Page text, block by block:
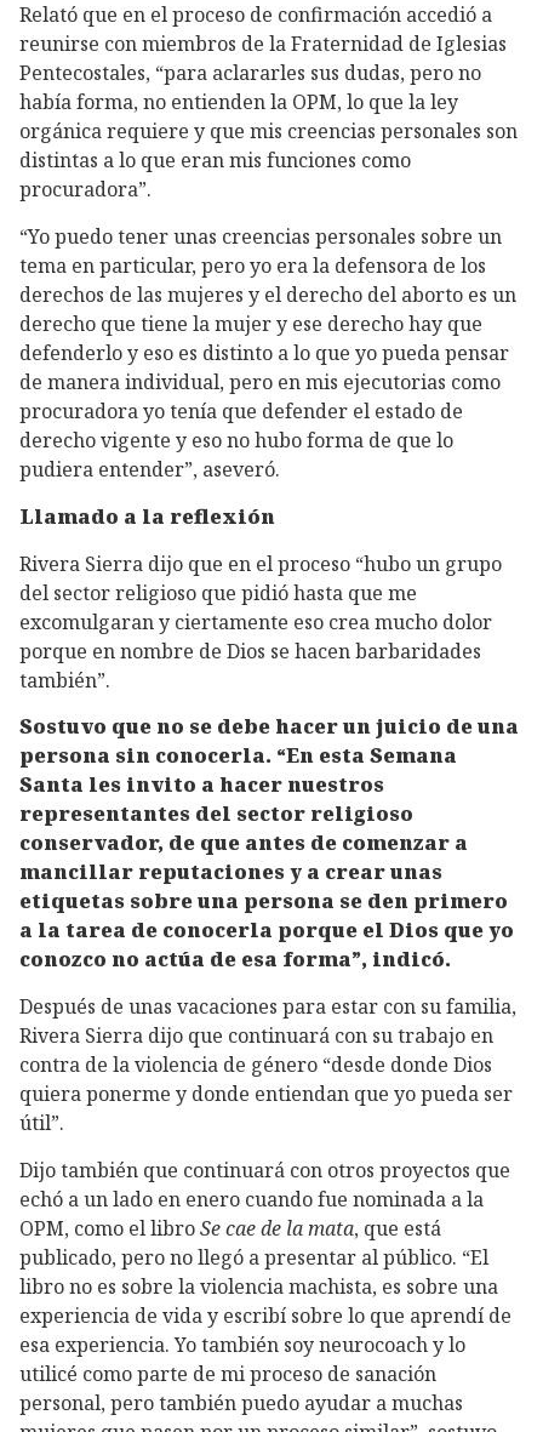
Relató que en el proceso de confirmación accedió a
reunirse con miembros de la Fraternidad de Iglesias
Pentecostales, “para aclararles sus dudas, pero no
había forma, no entienden la OPM, lo que la ley
orgánica requiere y que mis creencias personales son
distintas a lo que eran mis funciones como
procuradora”.
“Yo puedo tener unas creencias personales sobre un
tema en particular, pero yo era la defensora de los
derechos de las mujeres y el derecho del aborto es un
derecho que tiene la mujer y ese derecho hay que
defenderlo y eso es distinto a lo que yo pueda pensar
de manera individual, pero en mis ejecutorias como
procuradora yo tenía que defender el estado de
derecho vigente y eso no hubo forma de que lo
pudiera entender”, aseveró.
Llamado a la reflexión
Rivera Sierra dijo que en el proceso “hubo un grupo
del sector religioso que pidió hasta que me
excomulgaran y ciertamente eso crea mucho dolor
porque en nombre de Dios se hacen barbaridades
también”.
Sostuvo que no se debe hacer un juicio de una
persona sin conocerla. “En esta Semana
Santa les invito a hacer nuestros
representantes del sector religioso
conservador, de que antes de comenzar a
mancillar reputaciones y a crear unas
etiquetas sobre una persona se den primero
a la tarea de conocerla porque el Dios que yo
conozco no actúa de esa forma”, indicó.
Después de unas vacaciones para estar con su familia,
Rivera Sierra dijo que continuará con su trabajo en
contra de la violencia de género “desde donde Dios
quiera ponerme y donde entiendan que yo pueda ser
útil”.
Dijo también que continuará con otros proyectos que
echó a un lado en enero cuando fue nominada a la
OPM, como el libroSe cae de la mata, que está
publicado, pero no llegó a presentar al público. “El
libro no es sobre la violencia machista, es sobre una
experiencia de vida y escribí sobre lo que aprendí de
esa experiencia. Yo también soy neurocoach y lo
utilicé como parte de mi proceso de sanación
personal, pero también puedo ayudar a muchas